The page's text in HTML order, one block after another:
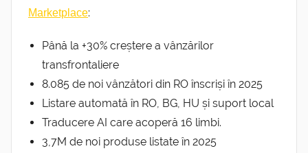
Marketplace:
Până la +30% creștere a vânzărilor
transfrontaliere
8.085 de noi vânzători din RO înscriși în 2025
Listare automată în RO, BG, HU și suport local
Traducere AI care acoperă 16 limbi.
3,7M de noi produse listate în 2025